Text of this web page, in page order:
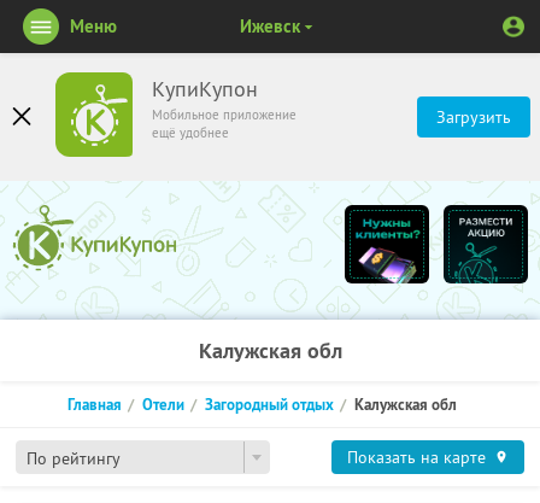
КупиКупон
Мобильное приложение
ещё удобнее
Загрузить
Меню Ижевск
Калужская обл
По рейтингу
Главная Отели Загородный отдых Калужская обл
Показать на карте